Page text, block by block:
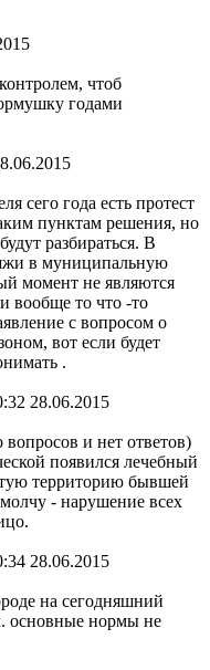
чтоб
годами
сего года есть протест
пунктам решения, но
разбираться. В
в муниципальную
момент не являются
вообще то что -то
с вопросом о
вот если будет
.
28.06.2015
и нет ответов)
появился лечебный
территорию бывшей
- нарушение всех
28.06.2015
на сегодняшний
основные нормы не